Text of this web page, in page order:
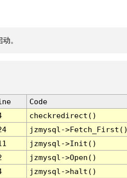
。
Code
checkredirect()
jzmysql-
jzmysql->Init()
jzmysql->Open()
jzmysql->halt()